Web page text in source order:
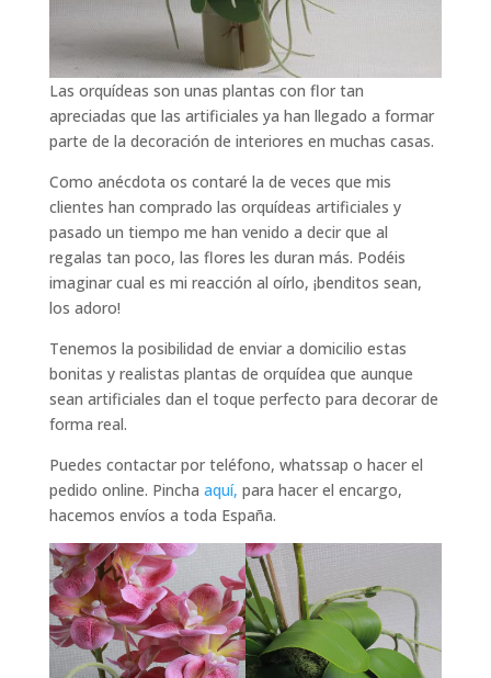
Las orquídeas son unas plantas con flor tan
apreciadas que las artificiales ya han llegado a formar
parte de la decoración de interiores en muchas casas.
Como anécdota os contaré la de veces que mis
clientes han comprado las orquídeas artificiales y
pasado un tiempo me han venido a decir que al
regalas tan poco, las flores les duran más. Podéis
imaginar cual es mi reacción al oírlo, ¡benditos sean,
los adoro!
Tenemos la posibilidad de enviar a domicilio estas
bonitas y realistas plantas de orquídea que aunque
sean artificiales dan el toque perfecto para decorar de
forma real.
Puedes contactar por teléfono, whatssap o hacer el
pedido online. Pincha aquí, para hacer el encargo,
hacemos envíos a toda España.